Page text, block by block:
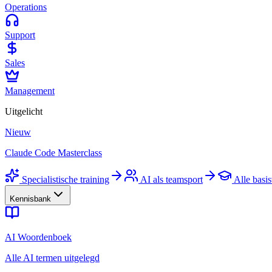
Operations
Support
Sales
Management
Uitgelicht
Nieuw
Claude Code Masterclass
Specialistische training AI als teamsport Alle
Kennisbank
AI Woordenboek
Alle AI termen uitgelegd